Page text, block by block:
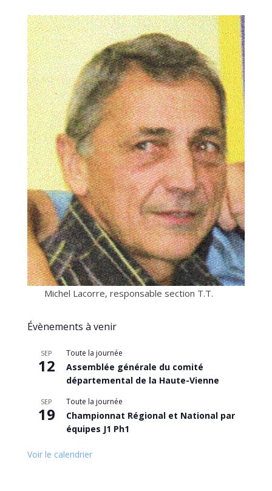
Michel Lacorre, responsable section T.T.
Évènements à venir
SEP
12
Toute la journée
Assemblée générale du comité
départemental de la Haute-Vienne
SEP
19
Toute la journée
Championnat Régional et National par
équipes J1 Ph1
Voir le calendrier